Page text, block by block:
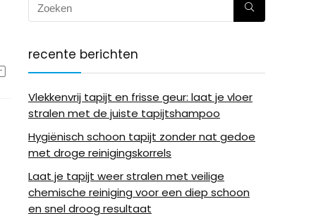
recente berichten
Vlekkenvrij tapijt en frisse geur: laat je vloer
stralen met de juiste tapijtshampoo
Hygiënisch schoon tapijt zonder nat gedoe
met droge reinigingskorrels
Laat je tapijt weer stralen met veilige
chemische reiniging voor een diep schoon
en snel droog resultaat